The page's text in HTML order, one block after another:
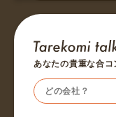
あなたの貴重な合